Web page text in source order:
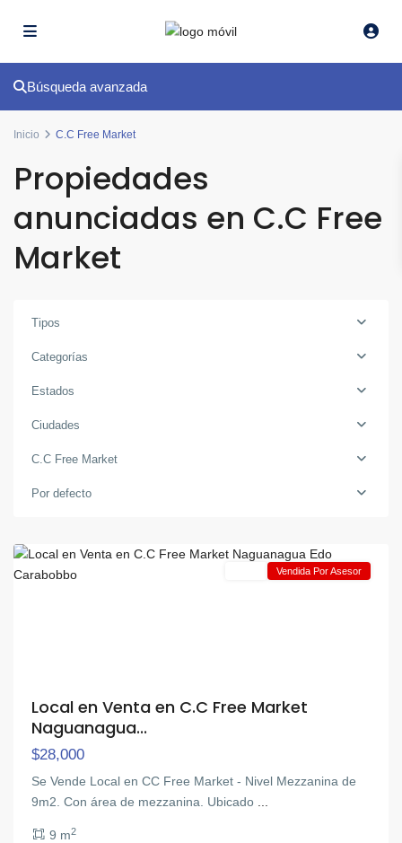
Búsqueda avanzada
Inicio C.C Free Market
Propiedades
anunciadas en C.C Free
Market
Tipos
Categorías
Estados
Ciudades
C.C Free Market
Por defecto
C.C
Vendida Por Asesor
Local en Venta en C.C Free Market
Naguanagua...
$28,000
Se Vende Local en CC Free Market - Nivel Mezzanina de
9m2. Con área de mezzanina. Ubicado
9 m2